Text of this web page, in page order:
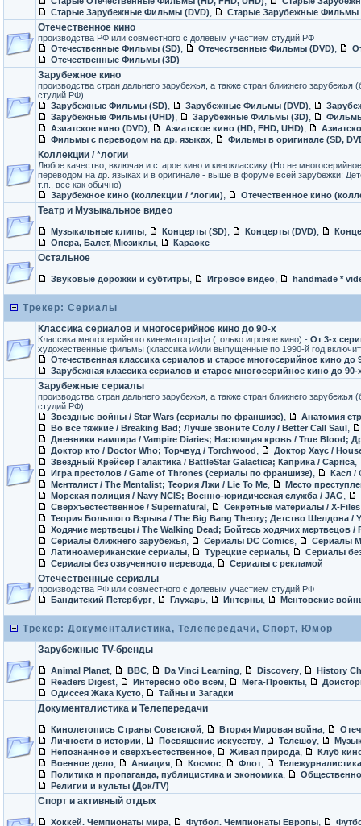
Старые Зарубежные Фильмы (DVD), Старые Зарубежные Фильмы
Отечественное кино
производства РФ или совместного с долевым участием студий РФ
Отечественные Фильмы (SD), Отечественные Фильмы (DVD),
Отечественные Фильмы (3D)
Зарубежное кино
производства стран дальнего зарубежья, а также стран ближнего
студий РФ)
Зарубежные Фильмы (SD), Зарубежные Фильмы (DVD),
Зарубежные Фильмы (UHD), Зарубежные Фильмы (3D),
Азиатское кино (DVD), Азиатское кино (HD, FHD, UHD),
Фильмы с переводом на др. языках, Фильмы в оригинале (SD,
Коллекции / *логии
Любое качество, включая и старое кино и киноклассику (Но не
переводом на др. языках и в оригинале - выше в форуме всей зарубежки;
т.п., все как обычно)
Зарубежное кино (коллекции / *логии), Отечественное кино
Театр и Музыкальное видео
Музыкальные клипы, Концерты (SD), Концерты (DVD),
Опера, Балет, Мюзиклы, Караоке
Остальное
Звуковые дорожки и субтитры, Игровое видео, handmade *
Трекер: Сериалы
Классика сериалов и многосерийное кино до 90-х
Классика многосерийного кинематографа (только игровое кино) - От 3-х
художественные фильмы (классика и/или выпущенные по 1990-й год
Отечественная классика сериалов и старое многосерийное кино до
Зарубежная классика сериалов и старое многосерийное кино до 90-
Зарубежные сериалы
производства стран дальнего зарубежья, а также стран ближнего
студий РФ)
Звездные войны / Star Wars (сериалы по франшизе),
Анатомия
Во все тяжкие / Breaking Bad; Лучше звоните Солу / Better Call Saul,
Дневники вампира / Vampire Diaries; Настоящая кровь / True Blood;
Доктор кто / Doctor Who; Торчвуд / Torchwood,
Доктор Хаус /
Звездный Крейсер Галактика / BattleStar Galactica; Каприка / Caprica,
Игра престолов / Game of Thrones (сериалы по франшизе),
Касл /
Менталист / The Mentalist; Теория Лжи / Lie To Me,
Место
Морская полиция / Navy NCIS; Военно-юридическая служба / JAG,
Сверхъестественное / Supernatural, Секретные материалы / X-Files
Теория Большого Взрыва / The Big Bang Theory; Детство Шелдона /
Ходячие мертвецы / The Walking Dead; Бойтесь ходячих мертвецов /
Сериалы ближнего зарубежья, Сериалы DC Comics,
Сериалы
Латиноамериканские сериалы, Турецкие сериалы,
Сериалы
Сериалы без озвученного перевода, Сериалы с рекламой
Отечественные сериалы
производства РФ или совместного с долевым участием студий РФ
Бандитский Петербург, Глухарь, Интерны, Ментовские
Трекер: Документалистика, Телепередачи, Спорт, Юмор
Зарубежные TV-бренды
Animal Planet, BBC, Da Vinci Learning, Discovery,
History
Readers Digest, Интересно обо всем, Мега-Проекты,
Одиссея Жака Кусто, Тайны и Загадки
Документалистика и Телепередачи
Кинолетопись Страны Советской, Вторая Мировая война,
Личности в истории, Посвящение искусству, Телешоу,
Непознанное и сверхъестественное, Живая природа,
Клуб
Военное дело, Авиация, Космос, Флот,
Тележурналистика
Политика и пропаганда, публицистика и экономика,
Религии и культы (Док/TV)
Спорт и активный отдых
Хоккей. Чемпионаты мира, Футбол. Чемпионаты Европы,